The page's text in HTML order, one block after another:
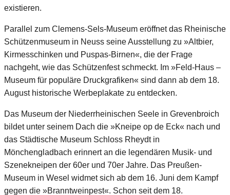
existieren.
Parallel zum Clemens-Sels-Museum eröffnet das Rheinische
Schützenmuseum in Neuss seine Ausstellung zu »Altbier,
Kirmesschinken und Puspas-Birnen«, die der Frage
nachgeht, wie das Schützenfest schmeckt. Im »Feld-Haus –
Museum für populäre Druckgrafiken« sind dann ab dem 18.
August historische Werbeplakate zu entdecken.
Das Museum der Niederrheinischen Seele in Grevenbroich
bildet unter seinem Dach die »Kneipe op de Eck« nach und
das Städtische Museum Schloss Rheydt in
Mönchengladbach erinnert an die legendären Musik- und
Szenekneipen der 60er und 70er Jahre. Das Preußen-
Museum in Wesel widmet sich ab dem 16. Juni dem Kampf
gegen die »Branntweinpest«. Schon seit dem 18.